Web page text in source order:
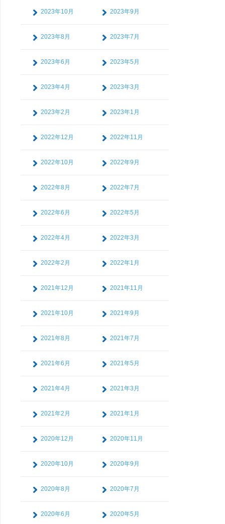
2023年10月 2023年9月
2023年8月 2023年7月
2023年6月 2023年5月
2023年4月 2023年3月
2023年2月 2023年1月
2022年12月 2022年11月
2022年10月 2022年9月
2022年8月 2022年7月
2022年6月 2022年5月
2022年4月 2022年3月
2022年2月 2022年1月
2021年12月 2021年11月
2021年10月 2021年9月
2021年8月 2021年7月
2021年6月 2021年5月
2021年4月 2021年3月
2021年2月 2021年1月
2020年12月 2020年11月
2020年10月 2020年9月
2020年8月 2020年7月
2020年6月 2020年5月